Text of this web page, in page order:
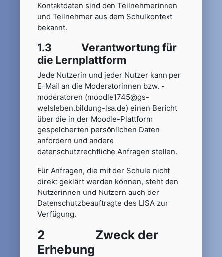
Kontaktdaten sind den Teilnehmerinnen
und Teilnehmer aus dem Schulkontext
bekannt.
1.3 Verantwortung für
die Lernplattform
Jede Nutzerin und jeder Nutzer kann per
E-Mail an die Moderatorinnen bzw. -
moderatoren (moodle1745@gs-
welsleben.bildung-lsa.de) einen Bericht
über die in der Moodle-Plattform
gespeicherten persönlichen Daten
anfordern und andere
datenschutzrechtliche Anfragen stellen.
Für Anfragen, die mit der Schule nicht
direkt geklärt werden können, steht den
Nutzerinnen und Nutzern auch der
Datenschutzbeauftragte des LISA zur
Verfügung.
2 Zweck der
Erhebung